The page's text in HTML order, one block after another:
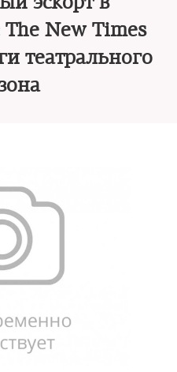
New Times
театрального